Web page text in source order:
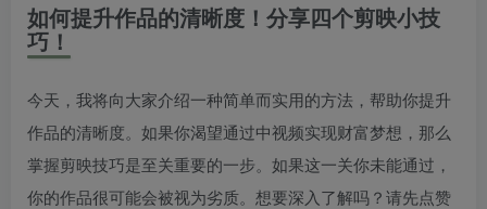
如何提升作品的清晰度！分享四个剪映小技
巧！
今天，我将向大家介绍一种简单而实用的方法，帮助你提升
作品的清晰度。如果你渴望通过中视频实现财富梦想，那么
掌握剪映技巧是至关重要的一步。如果这一关你未能通过，
你的作品很可能会被视为劣质。想要深入了解吗？请先点赞